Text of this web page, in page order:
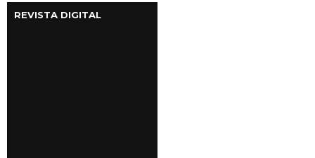
REVISTA DIGITAL